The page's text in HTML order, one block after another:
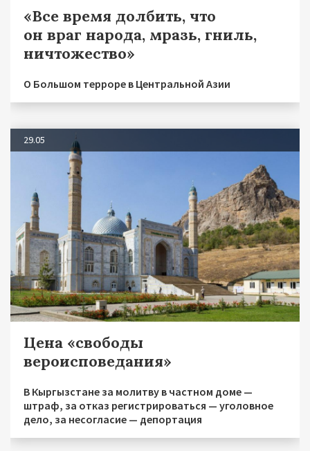
«Все время долбить, что
он враг народа, мразь, гниль,
ничтожество»
О Большом терроре в Центральной Азии
29.05
Цена «свободы
вероисповедания»
В Кыргызстане за молитву в частном доме —
штраф, за отказ регистрироваться — уголовное
дело, за несогласие — депортация